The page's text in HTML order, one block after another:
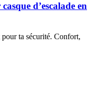
d’escalade en
ta sécurité. Confort,